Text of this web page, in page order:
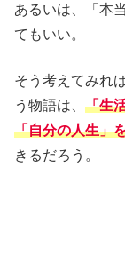
あるいは、「本
てもいい。
そう考えてみれ
う物語は、 「生
「自分の人生」
きるだろう。